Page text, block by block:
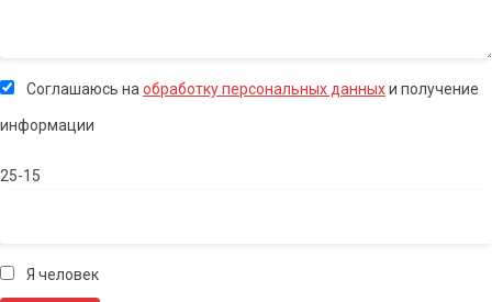
Соглашаюсь на обработку персональных данныхи получение
информации
25-15
Я человек